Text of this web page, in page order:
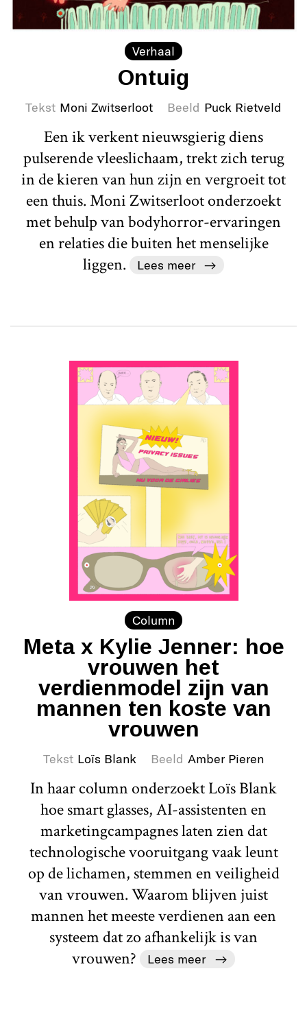
Verhaal
Ontuig
Tekst Moni Zwitserloot Beeld Puck Rietveld
Een ik verkent nieuwsgierig diens
pulserende vleeslichaam, trekt zich terug
in de kieren van hun zijn en vergroeit tot
een thuis. Moni Zwitserloot onderzoekt
met behulp van bodyhorror-ervaringen
en relaties die buiten het menselijke
liggen.
Lees meer
Column
Meta x Kylie Jenner: hoe
vrouwen het
verdienmodel zijn van
mannen ten koste van
vrouwen
Tekst Loïs Blank Beeld Amber Pieren
In haar column onderzoekt Loïs Blank
hoe smart glasses, AI-assistenten en
marketingcampagnes laten zien dat
technologische vooruitgang vaak leunt
op de lichamen, stemmen en veiligheid
van vrouwen. Waarom blijven juist
mannen het meeste verdienen aan een
systeem dat zo afhankelijk is van
vrouwen?
Lees meer